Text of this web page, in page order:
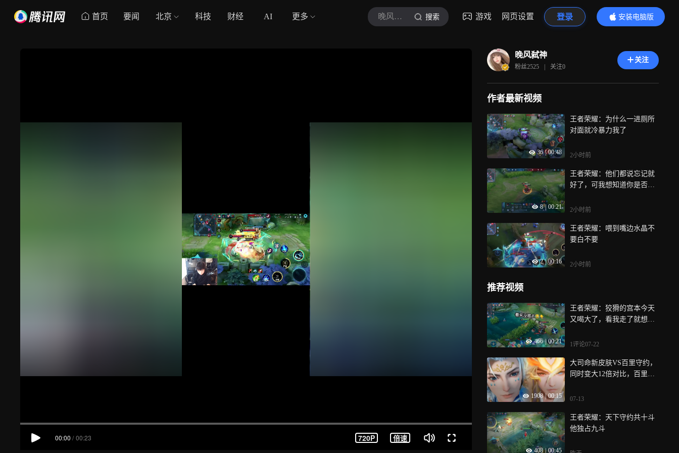
首页 要闻 北京 科技 财经 AI 更多 晚风弑神 搜索 游戏 网页设置 登录
安装电脑版
内容更精彩
00:00 / 00:23 720P 倍速
晚风弑神
粉丝2525 | 关注0
关注
作者最新视频
36 | 00:48
王者荣耀：为什么一进厕所
对面就冷暴力我了
2小时前
8 | 00:21
王者荣耀：他们都说忘记就
好了，可我想知道你是否有
2小时前
2 | 00:16
王者荣耀：喂到嘴边水晶不
要白不要
2小时前
推荐视频
466 | 00:21
王者荣耀：狡猾的宫本今天
又喝大了，看我走了就想对
1评论07-22
1908 | 00:15
大司命新皮肤VS百里守约，
同时变大12倍对比，百里建
07-13
408 | 00:45
王者荣耀：天下守约共十斗
他独占九斗